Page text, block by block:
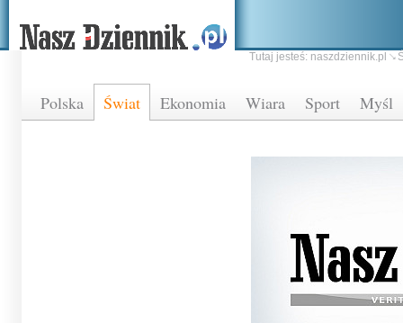
Polska Świat Ekonomia Wiara Sport Myśl
Tutaj jesteś: naszdziennik.pl